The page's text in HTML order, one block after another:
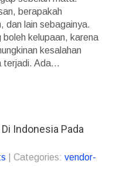
berapakah
dan lain sebagainya.
kelupaan, karena
kesalahan
terjadi. Ada...
Indonesia Pada
| Categories: vendor-